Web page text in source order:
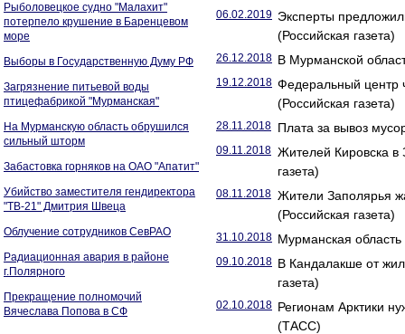
Рыболовецкое судно "Малахит"
потерпело крушение в Баренцевом
море
Выборы в Государственную Думу РФ
Загрязнение питьевой воды
птицефабрикой "Мурманская"
На Мурманскую область обрушился
сильный шторм
Забастовка горняков на ОАО "Апатит"
Убийство заместителя гендиректора
"ТВ-21" Дмитрия Швеца
Облучение сотрудников СевРАО
Радиационная авария в районе
г.Полярного
Прекращение полномочий
Вячеслава Попова в СФ
06.02.2019 Эксперты
(Российская газета)
26.12.2018 В Мурманской
19.12.2018 Федеральный центр
(Российская газета)
28.11.2018 Плата за вывоз
09.11.2018 Жителей Кировска в
газета)
08.11.2018 Жители Заполярья
(Российская газета)
31.10.2018 Мурманская
09.10.2018 В Кандалакше от
газета)
02.10.2018 Регионам Арктики
(ТАСС)